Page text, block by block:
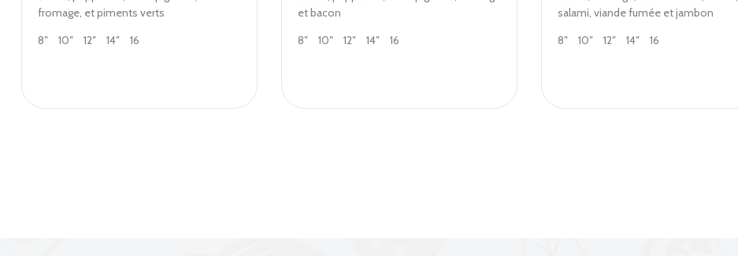
fromage, et piments verts
8″
10″ 12″ 14″ 16
et bacon
8″
10″ 12″ 14″ 16
salami, viande fumée et jambon
8″
10″ 12″ 14″ 16